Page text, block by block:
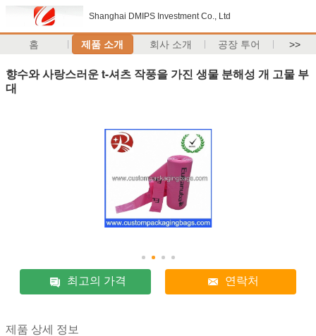
Shanghai DMIPS Investment Co., Ltd
홈 제품 소개 회사 소개 공장 투어 >>
향수와 사랑스러운 t-셔츠 작풍을 가진 생물 분해성 개 고물 부
대
최고의 가격 연락처
제품 상세 정보